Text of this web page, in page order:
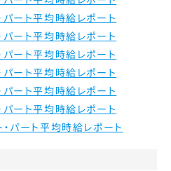
ート平均時給レポート
ート平均時給レポート
ート平均時給レポート
ート平均時給レポート
ート平均時給レポート
ート平均時給レポート
パート平均時給レポート